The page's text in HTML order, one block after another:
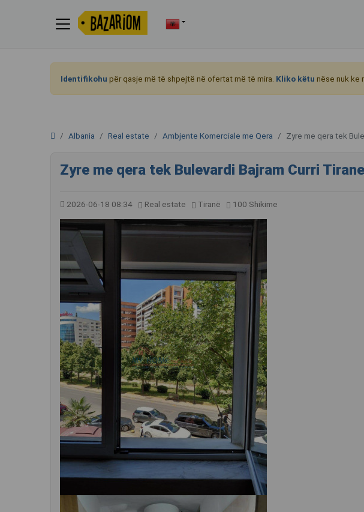
Identifikohu për qasje më të shpejtë në ofertat më të mira. Kliko këtu nëse nuk ke
Albania Real estate Ambjente Komerciale me Qera Zyre me qera tek
Zyre me qera tek Bulevardi Bajram Curri Tirane
2026-06-18 08:34 Real estate Tiranë 100 Shikime